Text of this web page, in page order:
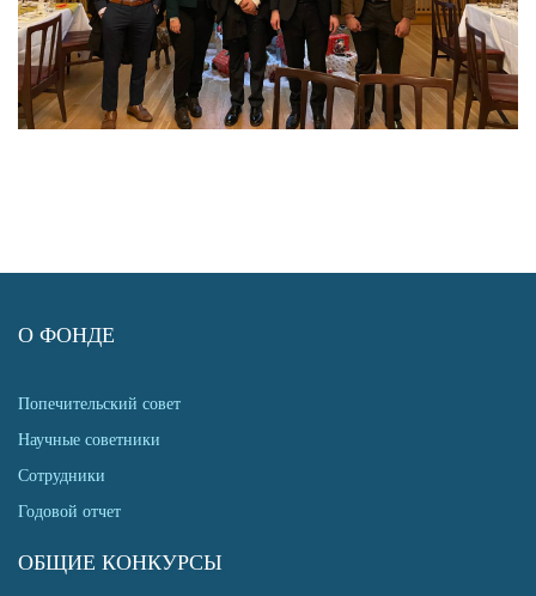
О ФОНДЕ
Попечительский совет
Научные советники
Сотрудники
Годовой отчет
ОБЩИЕ КОНКУРСЫ